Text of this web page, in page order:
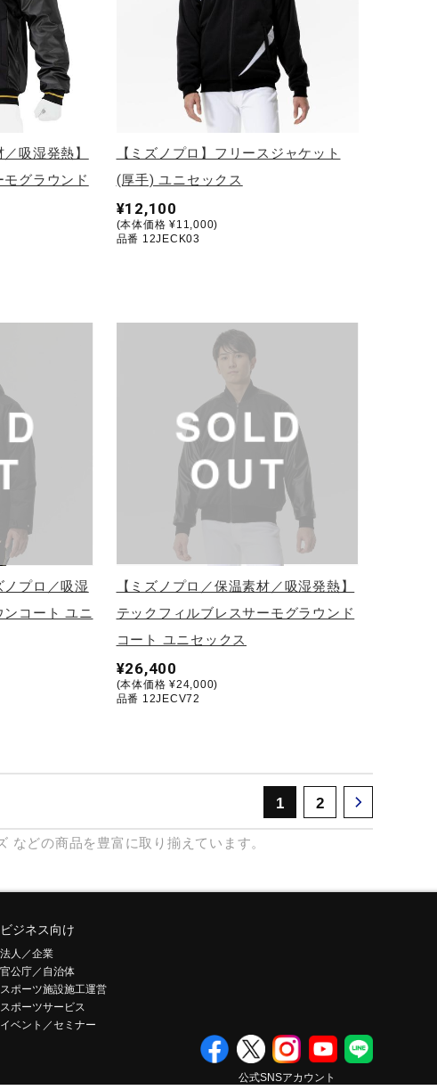
吸湿発熱】
グラウンド
【ミズノプロ】フリースジャケット
(厚手) ユニセックス
¥12,100
(本体価格 ¥11,000)
品番 12JECK03
ノプロ／吸湿
コート ユニ
【ミズノプロ／保温素材／吸湿発熱】
テックフィルブレスサーモグラウンド
コート ユニセックス
¥26,400
(本体価格 ¥24,000)
品番 12JECV72
1 2
などの商品を豊富に取り揃えています。
ビジネス向け
法人／企業
官公庁／自治体
スポーツ施設施工運営
スポーツサービス
イベント／セミナー
公式SNSアカウント